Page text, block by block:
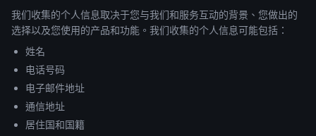
我们收集的个人信息取决于您与我们和服务互动的背景、您做出的
选择以及您使用的产品和功能。我们收集的个人信息可能包括：
姓名
电话号码
电子邮件地址
通信地址
居住国和国籍